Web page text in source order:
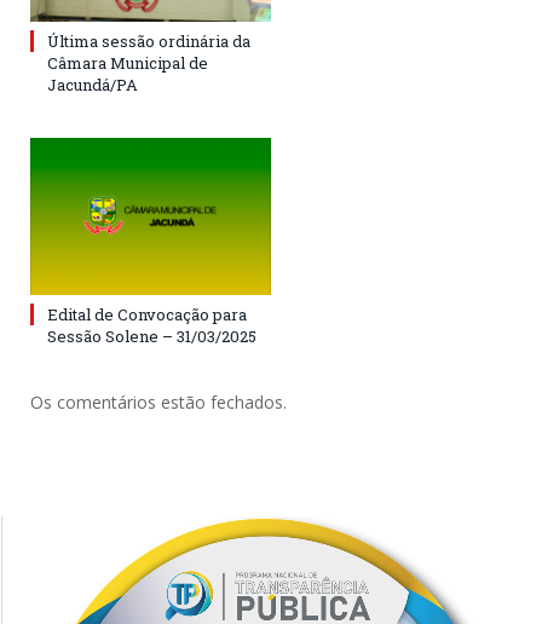
Última sessão ordinária da
Câmara Municipal de
Jacundá/PA
Edital de Convocação para
Sessão Solene – 31/03/2025
Os comentários estão fechados.